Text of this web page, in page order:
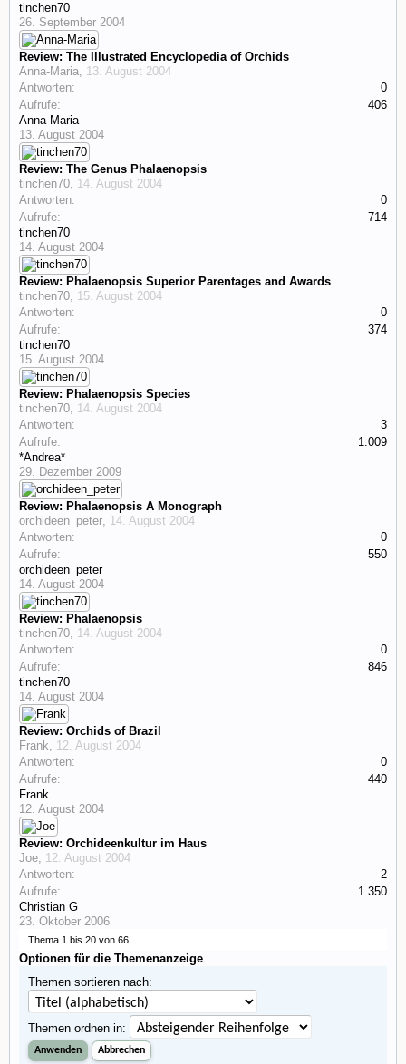
tinchen70
26. September 2004
Review: The Illustrated Encyclopedia of Orchids
Anna-Maria, 13. August 2004
Antworten:
0
Aufrufe:
406
Anna-Maria
13. August 2004
Review: The Genus Phalaenopsis
tinchen70, 14. August 2004
Antworten:
0
Aufrufe:
714
tinchen70
14. August 2004
Review: Phalaenopsis Superior Parentages and Awards
tinchen70, 15. August 2004
Antworten:
0
Aufrufe:
374
tinchen70
15. August 2004
Review: Phalaenopsis Species
tinchen70, 14. August 2004
Antworten:
3
Aufrufe:
1.009
*Andrea*
29. Dezember 2009
Review: Phalaenopsis A Monograph
orchideen_peter, 14. August 2004
Antworten:
0
Aufrufe:
550
orchideen_peter
14. August 2004
Review: Phalaenopsis
tinchen70, 14. August 2004
Antworten:
0
Aufrufe:
846
tinchen70
14. August 2004
Review: Orchids of Brazil
Frank, 12. August 2004
Antworten:
0
Aufrufe:
440
Frank
12. August 2004
Review: Orchideenkultur im Haus
Joe, 12. August 2004
Antworten:
2
Aufrufe:
1.350
Christian G
23. Oktober 2006
Thema 1 bis 20 von 66
Optionen für die Themenanzeige
Themen sortieren nach:
Themen ordnen in: